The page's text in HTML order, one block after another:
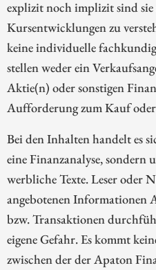
explizit noch implizit sind sie
Kursentwicklungen zu
keine individuelle
stellen weder ein
Aktie(n) oder sonstigen
Aufforderung zum Kauf
Bei den Inhalten handelt es
eine Finanzanalyse, sondern
werbliche Texte. Leser oder
angebotenen Informationen
bzw. Transaktionen
eigene Gefahr. Es kommt
zwischen der der Apaton